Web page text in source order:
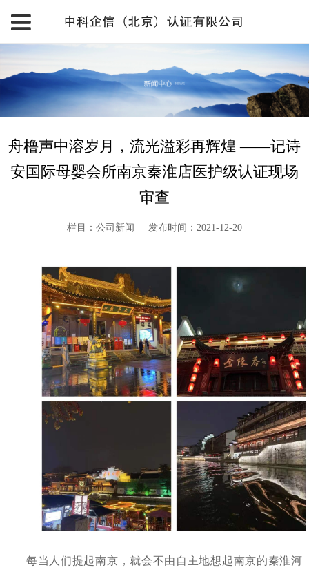
舟橹声中溶岁月，流光溢彩再辉煌 ——记诗
安国际母婴会所南京秦淮店医护级认证现场
审查
栏目：公司新闻 发布时间：2021-12-20
每当人们提起南京，就会不由自主地想起南京的秦淮河